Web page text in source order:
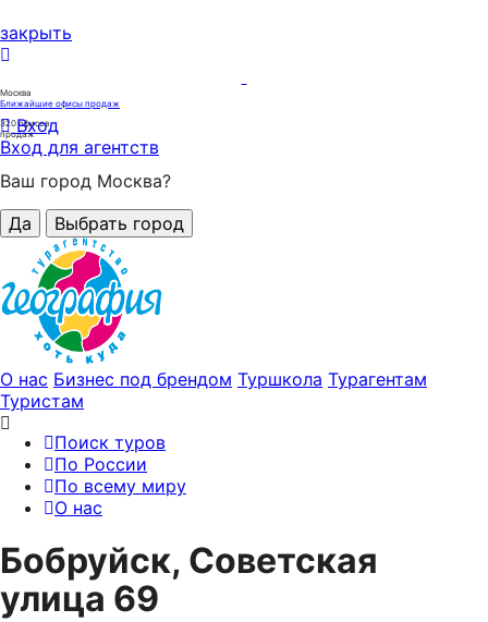
закрыть
Москва
Ближайшие офисы продаж
320офисов
продаж
Вход
Вход для агентств
Ваш город Москва?
Да
Выбрать город
О нас Бизнес под брендом Туршкола Турагентам
Туристам
Поиск туров
По России
По всему миру
О нас
Бобруйск, Советская
улица 69